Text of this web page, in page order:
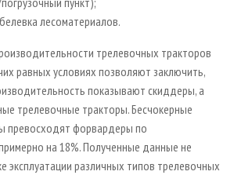
лесоматериалов.
трелевочных тракторов
равных условиях позволяют заключить,
показывают скиддеры, а
трелевочные тракторы. Бесчокерные
превосходят форвардеры по
на 18%. Полученные данные не
эксплуатации различных типов трелевочных